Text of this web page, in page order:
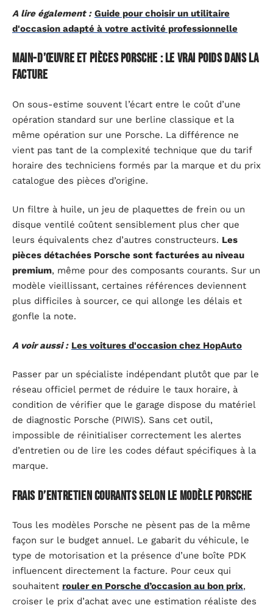
A lire également : Guide pour choisir un utilitaire
d'occasion adapté à votre activité professionnelle
Main-d’œuvre et pièces Porsche : le vrai poids dans la
facture
On sous-estime souvent l’écart entre le coût d’une
opération standard sur une berline classique et la
même opération sur une Porsche. La différence ne
vient pas tant de la complexité technique que du tarif
horaire des techniciens formés par la marque et du prix
catalogue des pièces d’origine.
Un filtre à huile, un jeu de plaquettes de frein ou un
disque ventilé coûtent sensiblement plus cher que
leurs équivalents chez d’autres constructeurs. Les
pièces détachées Porsche sont facturées au niveau
premium, même pour des composants courants. Sur un
modèle vieillissant, certaines références deviennent
plus difficiles à sourcer, ce qui allonge les délais et
gonfle la note.
A voir aussi : Les voitures d'occasion chez HopAuto
Passer par un spécialiste indépendant plutôt que par le
réseau officiel permet de réduire le taux horaire, à
condition de vérifier que le garage dispose du matériel
de diagnostic Porsche (PIWIS). Sans cet outil,
impossible de réinitialiser correctement les alertes
d’entretien ou de lire les codes défaut spécifiques à la
marque.
Frais d’entretien courants selon le modèle Porsche
Tous les modèles Porsche ne pèsent pas de la même
façon sur le budget annuel. Le gabarit du véhicule, le
type de motorisation et la présence d’une boîte PDK
influencent directement la facture. Pour ceux qui
souhaitent rouler en Porsche d’occasion au bon prix,
croiser le prix d’achat avec une estimation réaliste des